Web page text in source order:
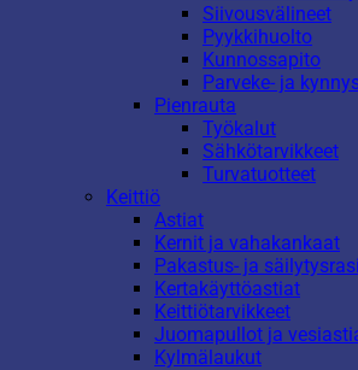
Siivousvälineet
Pyykkihuolto
Kunnossapito
Parveke- ja
Pienrauta
Työkalut
Sähkötarvikkeet
Turvatuotteet
Keittiö
Astiat
Kernit ja vahakankaat
Pakastus- ja
Kertakäyttöastiat
Keittiötarvikkeet
Juomapullot ja
Kylmälaukut